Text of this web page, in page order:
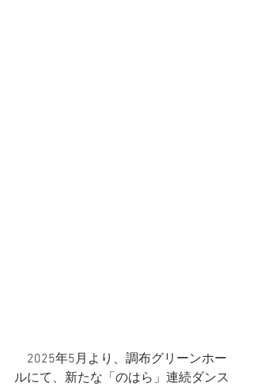
2025年5月より、調布グリーンホー
ルにて、新たな「のはら」連続ダンス